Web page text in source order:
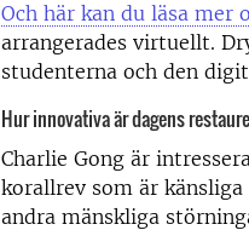
Och här kan du läsa mer
arrangerades virtuellt.
studenterna och den
Hur innovativa är dagens
Charlie Gong är
korallrev som är
andra mänskliga